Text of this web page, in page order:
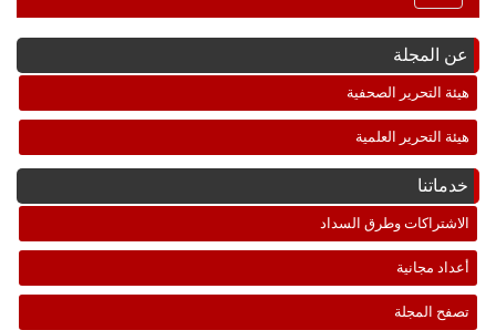
Navigation
عن المجلة
هيئة التحرير الصحفية
هيئة التحرير العلمية
خدماتنا
الاشتراكات وطرق السداد
أعداد مجانية
تصفح المجلة